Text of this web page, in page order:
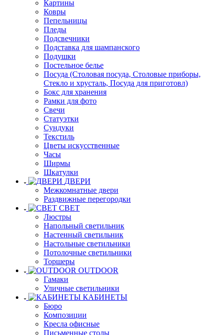
Картины
Ковры
Пепельницы
Пледы
Подсвечники
Подставка для шампанского
Подушки
Постельное белье
Посуда (Столовая посуда, Столовые приборы,
Стекло и хрусталь, Посуда для приготовл)
Бокс для хранения
Рамки для фото
Свечи
Статуэтки
Сундуки
Текстиль
Цветы искусственные
Часы
Ширмы
Шкатулки
ДВЕРИ
Межкомнатные двери
Раздвижные перегородки
СВЕТ
Люстры
Напольный светильник
Настенный светильник
Настольные светильники
Потолочные светильники
Торшеры
OUTDOOR
Гамаки
Уличные светильники
КАБИНЕТЫ
Бюро
Композиции
Кресла офисные
Письменные столы